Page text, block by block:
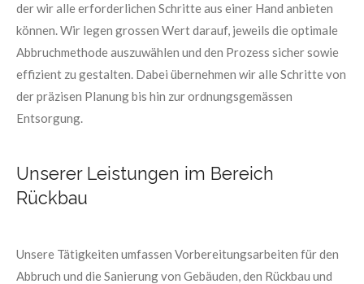
der wir alle erforderlichen Schritte aus einer Hand anbieten
können. Wir legen grossen Wert darauf, jeweils die optimale
Abbruchmethode auszuwählen und den Prozess sicher sowie
effizient zu gestalten. Dabei übernehmen wir alle Schritte von
der präzisen Planung bis hin zur ordnungsgemässen
Entsorgung.
Unserer Leistungen im Bereich
Rückbau
Unsere Tätigkeiten umfassen Vorbereitungsarbeiten für den
Abbruch und die Sanierung von Gebäuden, den Rückbau und